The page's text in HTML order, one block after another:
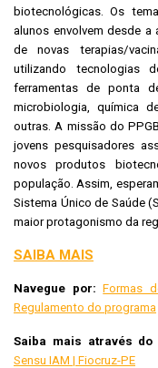
biotecnológicas. Os
alunos envolvem desde
de novas terapias/
utilizando tecnologias
ferramentas de ponta
microbiologia, química
outras. A missão do
jovens pesquisadores
novos produtos
população. Assim,
Sistema Único de Saúde
maior protagonismo da
SAIBA MAIS
Navegue por:Formas
Regulamento do programa
Saiba mais através do
Sensu IAM | Fiocruz-PE